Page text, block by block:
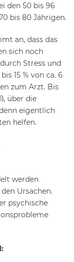
den 50 bis 96
bis 80 Jährigen.
an, dass das
sich noch
Stress und
15 % von ca. 6
zum Arzt. Bis
über die
eigentlich
helfen.
werden
Ursachen.
psychische